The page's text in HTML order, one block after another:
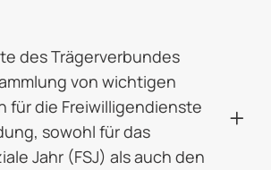
des Trägerverbundes
von wichtigen
für die Freiwilligendienste
sowohl für das
Jahr (FSJ) als auch den